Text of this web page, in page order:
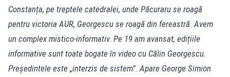
Constanța, pe treptele catedralei, unde Păcuraru se roagă
pentru victoria AUR, Georgescu se roagă din fereastră. Avem
un complex mistico-informativ. Pe 19 am avansat, edițiile
informative sunt toate bogate în video cu Călin Georgescu.
Președintele este „interzis de sistem”. Apare George Simion